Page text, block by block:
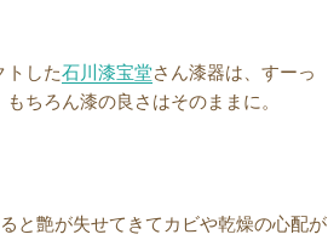
トした石川漆宝堂さん漆器は、すーっ
ちろん漆の良さはそのままに。
と艶が失せてきてカビや乾燥の心配が